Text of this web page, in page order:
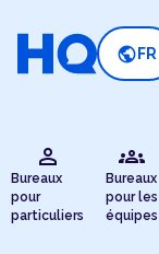
public FR
person
Bureaux
pour
particuliers
groups
Bureaux
pour les
équipes